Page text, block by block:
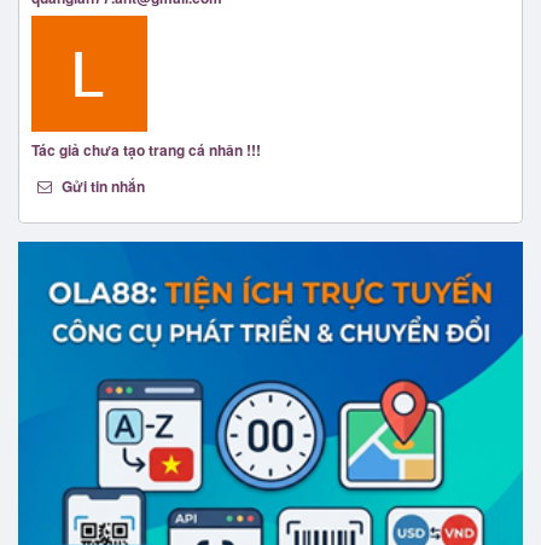
Tác giả chưa tạo trang cá nhân !!!
Gửi tin nhắn